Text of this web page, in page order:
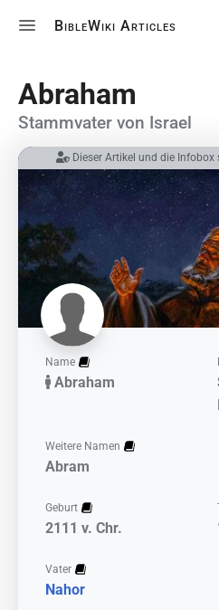
BibleWiki Articles
Abraham
Stammvater von Israel
Links auf diesem Artikel
Änderungen an verlinkten Artikel
Druckversion
Permanenter Link
Artikelinformationen
Artikel zitieren
Dieser Artikel und die
Name
Abraham
Weitere Namen
Abram
Geburt
2111 v. Chr.
Vater
Nahor